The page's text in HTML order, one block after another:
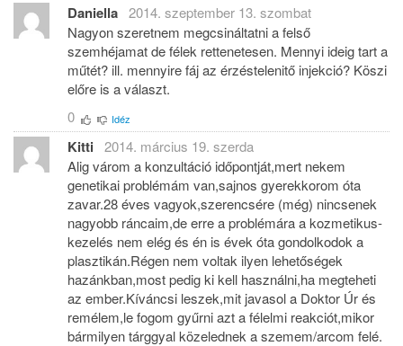
Daniella 2014. szeptember 13. szombat
Nagyon szeretnem megcsináltatni a felső
szemhéjamat de félek rettenetesen. Mennyi ideig tart a
műtét? ill. mennyire fáj az érzéstelenitő injekció? Köszi
előre is a választ.
0
Idéz
Kitti
2014. március 19. szerda
Alig várom a konzultáció időpontját,mert nekem
genetikai problémám van,sajnos gyerekkorom óta
zavar.28 éves vagyok,szerencsére (még) nincsenek
nagyobb ráncaim,de erre a problémára a kozmetikus-
kezelés nem elég és én is évek óta gondolkodok a
plasztikán.Régen nem voltak ilyen lehetőségek
hazánkban,most pedig ki kell használni,ha megteheti
az ember.Kíváncsi leszek,mit javasol a Doktor Úr és
remélem,le fogom gyűrni azt a félelmi reakciót,mikor
bármilyen tárggyal közelednek a szemem/arcom felé.